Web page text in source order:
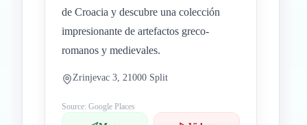
de Croacia y descubre una colección
impresionante de artefactos greco-
romanos y medievales.
Zrinjevac 3, 21000 Split
Source: Google Places